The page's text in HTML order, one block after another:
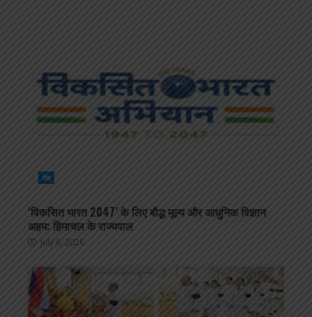
देश
‘विकसित भारत 2047’ के लिए बौद्ध मूल्य और आधुनिक विज्ञान
अहम: हिमाचल के राज्यपाल
July 6, 2026